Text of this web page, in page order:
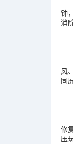
钟
消
风
同
修
压